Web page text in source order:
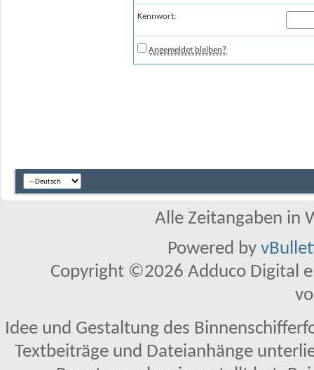
Kennwort:
Angemeldet bleiben?
Alle Zeitangaben in
Powered by
Copyright ©2026 Adduco Digital
Idee und Gestaltung des
Textbeiträge und Dateianhänge